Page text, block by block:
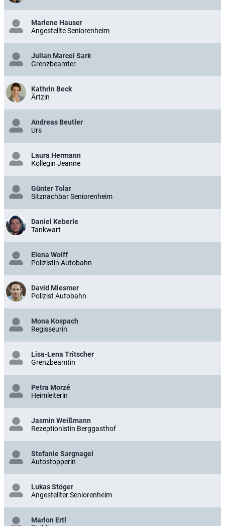
Marlene Hauser
Angestellte Seniorenheim
Julian Marcel Sark
Grenzbeamter
Kathrin Beck
Ärtzin
Andreas Beutler
Urs
Laura Hermann
Kollegin Jeanne
Günter Tolar
Sitznachbar Seniorenheim
Daniel Keberle
Tankwart
Elena Wolff
Polizistin Autobahn
David Miesmer
Polizist Autobahn
Mona Kospach
Regisseurin
Lisa-Lena Tritscher
Grenzbeamtin
Petra Morzé
Heimleiterin
Jasmin Weißmann
Rezeptionistin Berggasthof
Stefanie Sargnagel
Autostopperin
Lukas Stöger
Angestellter Seniorenheim
Marlon Ertl